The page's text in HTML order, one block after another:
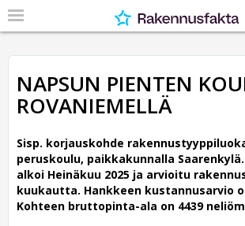
NAPSUN PIENTEN
ROVANIEMELLÄ
Sisp. korjauskohde
peruskoulu, paikkakunnalla
alkoi Heinäkuu 2025 ja arvioitu
kuukautta. Hankkeen kustannusarvio
Kohteen bruttopinta-ala on 4439